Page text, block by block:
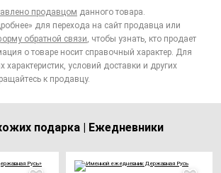
продавцом данного товара.
для перехода на сайт продавца или
обратной связи, чтобы узнать, кто продает
о товаре носит справочный характер. Для
характеристик, условий доставки и других
к продавцу.
подарка | Ежедневники